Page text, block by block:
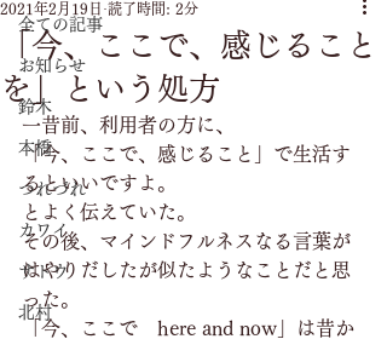
全ての記事
お知らせ
鈴木
本橋
つれづれ
カワイ
サトウ
北村
「今、ここで、感じること
を」という処方
2021年2月19日 読了時間: 2分
一昔前、利用者の方に、
「今、ここで、感じること」で生活す
るといいですよ。
とよく伝えていた。
その後、マインドフルネスなる言葉が
はやりだしたが似たようなことだと思
った。
「今、ここで　here and now」は昔か